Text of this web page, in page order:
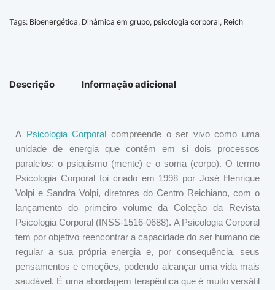
Tags: Bioenergética, Dinâmica em grupo, psicologia corporal, Reich
Descrição Informação adicional
A Psicologia Corporal compreende o ser vivo como uma
unidade de energia que contém em si dois processos
paralelos: o psiquismo (mente) e o soma (corpo). O termo
Psicologia Corporal foi criado em 1998 por José Henrique
Volpi e Sandra Volpi, diretores do Centro Reichiano, com o
lançamento do primeiro volume da Coleção da Revista
Psicologia Corporal (INSS-1516-0688). A Psicologia Corporal
tem por objetivo reencontrar a capacidade do ser humano de
regular a sua própria energia e, por consequência, seus
pensamentos e emoções, podendo alcançar uma vida mais
saudável. É uma abordagem terapêutica que é muito versátil